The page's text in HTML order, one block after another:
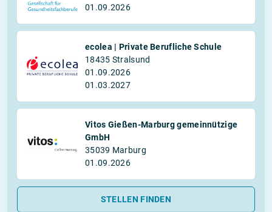
01.09.2026
ecolea | Private Berufliche Schule
18435 Stralsund
01.09.2026
01.03.2027
Vitos Gießen-Marburg gemeinnützige
GmbH
35039 Marburg
01.09.2026
STELLEN FINDEN